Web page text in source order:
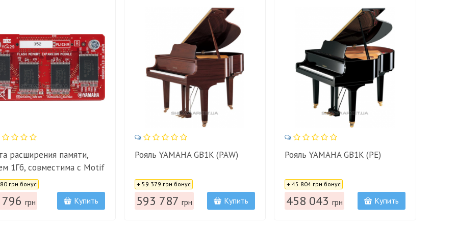
расширения памяти,
1Гб, совместима с Motif
Tyros4 YAMAHA
грн бонус
грн Купить
Рояль YAMAHA GB1K (PAW)
Цена:
+ 59 379 грн бонус
593 787 грн Купить
Рояль YAMAHA GB1K (PE)
Цена:
+ 45 804 грн бонус
458 043 грн Купить